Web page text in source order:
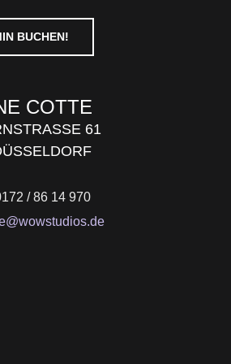
BUCHEN!
COTTE
61
/ 86 14 970